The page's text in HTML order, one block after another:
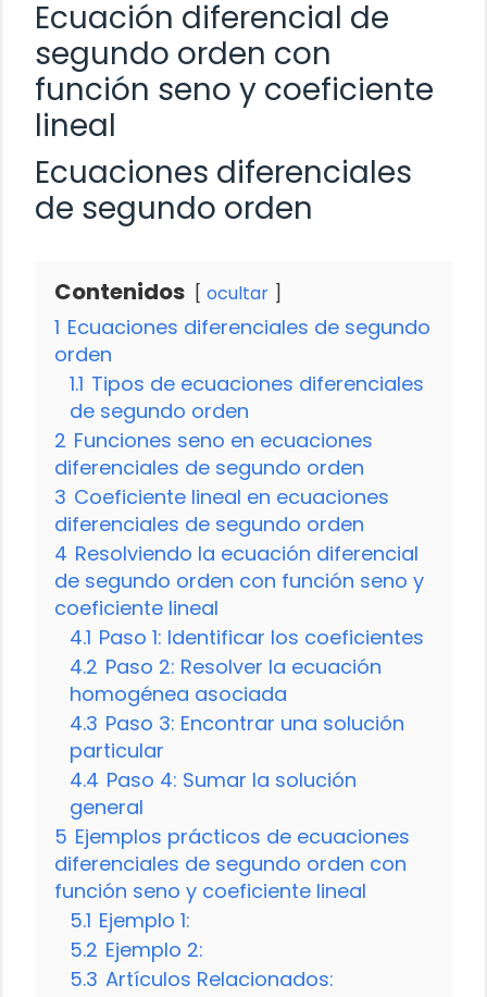
Ecuación diferencial de
segundo orden con
función seno y coeficiente
lineal
Ecuaciones diferenciales
de segundo orden
Contenidos ocultar
1 Ecuaciones diferenciales de segundo
orden
1.1 Tipos de ecuaciones diferenciales
de segundo orden
2 Funciones seno en ecuaciones
diferenciales de segundo orden
3 Coeficiente lineal en ecuaciones
diferenciales de segundo orden
4 Resolviendo la ecuación diferencial
de segundo orden con función seno y
coeficiente lineal
4.1 Paso 1: Identificar los coeficientes
4.2 Paso 2: Resolver la ecuación
homogénea asociada
4.3 Paso 3: Encontrar una solución
particular
4.4 Paso 4: Sumar la solución
general
5 Ejemplos prácticos de ecuaciones
diferenciales de segundo orden con
función seno y coeficiente lineal
5.1 Ejemplo 1:
5.2 Ejemplo 2:
5.3 Artículos Relacionados: